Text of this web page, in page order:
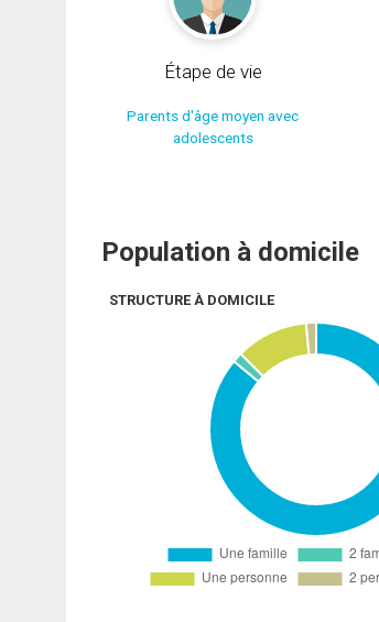
Étape de vie
Parents d'âge moyen avec
adolescents
Population à domicile
STRUCTURE À DOMICILE